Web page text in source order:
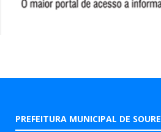
PREFEITURA MUNICIPAL DE SOURE